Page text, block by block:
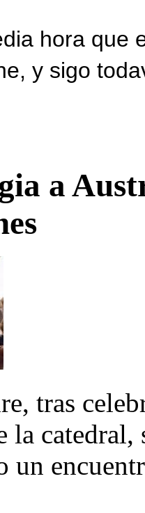
hora que
y sigo
a
tras
la catedral,
un